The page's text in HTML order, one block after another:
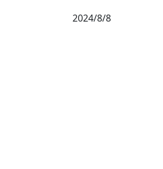
2024/8/8